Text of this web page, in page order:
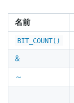
名前
BIT_COUNT()
&
～